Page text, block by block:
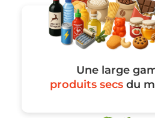
Une large
produits secs du